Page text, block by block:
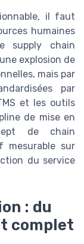
il faut
humaines
supply chain
explosion de
mais par
par
et les outils
de mise en
de chain
mesurable sur
du service
: du
complet